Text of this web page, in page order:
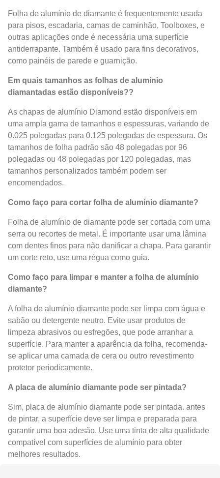
Folha de alumínio de diamante é frequentemente usada
para pisos, escadaria, camas de caminhão, Toolboxes, e
outras aplicações onde é necessária uma superfície
antiderrapante. Também é usado para fins decorativos,
como painéis de parede e guarnição.
Em quais tamanhos as folhas de alumínio
diamantadas estão disponíveis??
As chapas de alumínio Diamond estão disponíveis em
uma ampla gama de tamanhos e espessuras, variando de
0.025 polegadas para 0.125 polegadas de espessura. Os
tamanhos de folha padrão são 48 polegadas por 96
polegadas ou 48 polegadas por 120 polegadas, mas
tamanhos personalizados também podem ser
encomendados.
Como faço para cortar folha de alumínio diamante?
Folha de alumínio de diamante pode ser cortada com uma
serra ou recortes de metal. É importante usar uma lâmina
com dentes finos para não danificar a chapa. Para garantir
um corte reto, use uma régua como guia.
Como faço para limpar e manter a folha de alumínio
diamante?
A folha de alumínio diamante pode ser limpa com água e
sabão ou detergente neutro. Evite usar produtos de
limpeza abrasivos ou esfregões, que pode arranhar a
superfície. Para manter a aparência da folha, recomenda-
se aplicar uma camada de cera ou outro revestimento
protetor periodicamente.
A placa de alumínio diamante pode ser pintada?
Sim, placa de alumínio diamante pode ser pintada. antes
de pintar, a superfície deve ser limpa e preparada para
garantir uma boa adesão. Use uma tinta de alta qualidade
compatível com superfícies de alumínio para obter
melhores resultados.